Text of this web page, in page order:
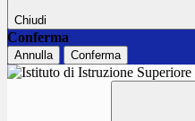
Chiudi
Conferma
Annulla Conferma